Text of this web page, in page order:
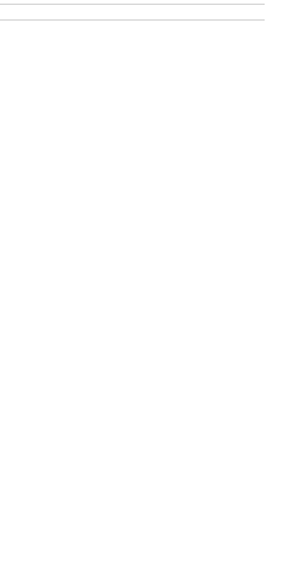
available as part of Business
Rules Engine
a flow type.
the canvas.
field, enter the API name of